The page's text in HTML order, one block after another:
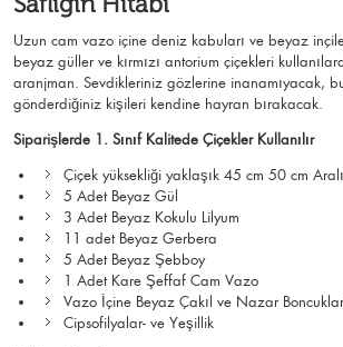
Uzun cam vazo içine deniz kabuları ve beyaz
beyaz güller ve kırmızı antorium çiçekleri
aranjman. Sevdikleriniz gözlerine inanamıyacak,
gönderdiğiniz kişileri kendine hayran bırakacak.
Siparişlerde 1. Sınıf Kalitede Çiçekler Kullanılır
Çiçek yüksekliği yaklaşık 45 cm 50 cm
5 Adet Beyaz Gül
3 Adet Beyaz Kokulu Lilyum
11 adet Beyaz Gerbera
5 Adet Beyaz Şebboy
1 Adet Kare Şeffaf Cam Vazo
Vazo İçine Beyaz Çakıl ve Nazar
Cipsofilyalar- ve Yeşillik